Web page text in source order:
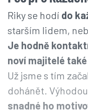
Riky se hodí do
starším lidem,
Je hodně
noví majitelé
Už jsme s tím
dohánět.
snadné ho